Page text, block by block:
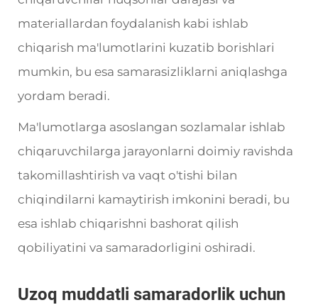
materiallardan foydalanish kabi ishlab
chiqarish ma'lumotlarini kuzatib borishlari
mumkin, bu esa samarasizliklarni aniqlashga
yordam beradi.
Ma'lumotlarga asoslangan sozlamalar ishlab
chiqaruvchilarga jarayonlarni doimiy ravishda
takomillashtirish va vaqt o'tishi bilan
chiqindilarni kamaytirish imkonini beradi, bu
esa ishlab chiqarishni bashorat qilish
qobiliyatini va samaradorligini oshiradi.
Uzoq muddatli samaradorlik uchun